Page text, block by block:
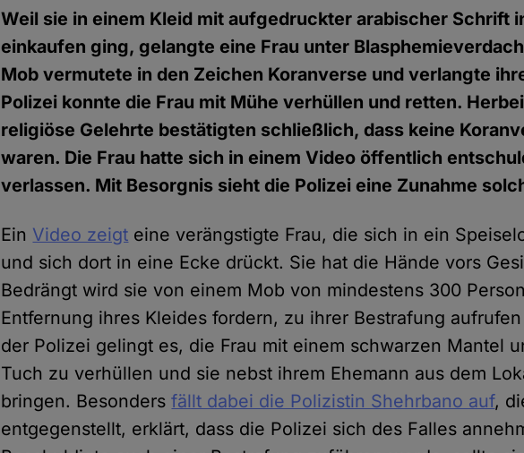
Weil sie in einem Kleid mit aufgedruckter arabischer Schrift
einkaufen ging, gelangte eine Frau unter
Mob vermutete in den Zeichen Koranverse und verlangte
Polizei konnte die Frau mit Mühe verhüllen und retten.
religiöse Gelehrte bestätigten schließlich, dass keine
waren. Die Frau hatte sich in einem Video öffentlich
verlassen. Mit Besorgnis sieht die Polizei eine Zunahme
Ein Video zeigt eine verängstigte Frau, die sich in ein
und sich dort in eine Ecke drückt. Sie hat die Hände vors
Bedrängt wird sie von einem Mob von mindestens 300
Entfernung ihres Kleides fordern, zu ihrer Bestrafung
der Polizei gelingt es, die Frau mit einem schwarzen Mantel
Tuch zu verhüllen und sie nebst ihrem Ehemann aus dem
bringen. Besondersfällt dabei die Polizistin Shehrbano auf,
entgegenstellt, erklärt, dass die Polizei sich des Falles